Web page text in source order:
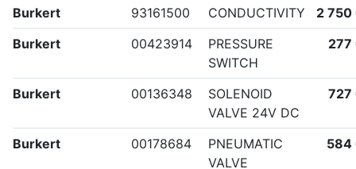
Burkert 93161500 CONDUCTIVITY
2 750
Burkert
00423914
PRESSURE
SWITCH
277
Burkert 00136348
SOLENOID
VALVE 24V DC
727
Burkert 00178684
PNEUMATIC
VALVE
584